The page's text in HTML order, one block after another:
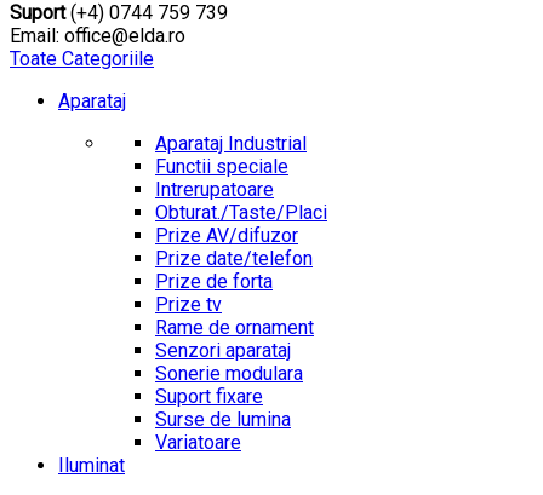
Suport(+4) 0744 759 739
Email: office@elda.ro
Toate Categoriile
Aparataj
Aparataj Industrial
Functii speciale
Intrerupatoare
Obturat./Taste/Placi
Prize AV/difuzor
Prize date/telefon
Prize de forta
Prize tv
Rame de ornament
Senzori aparataj
Sonerie modulara
Suport fixare
Surse de lumina
Variatoare
Iluminat